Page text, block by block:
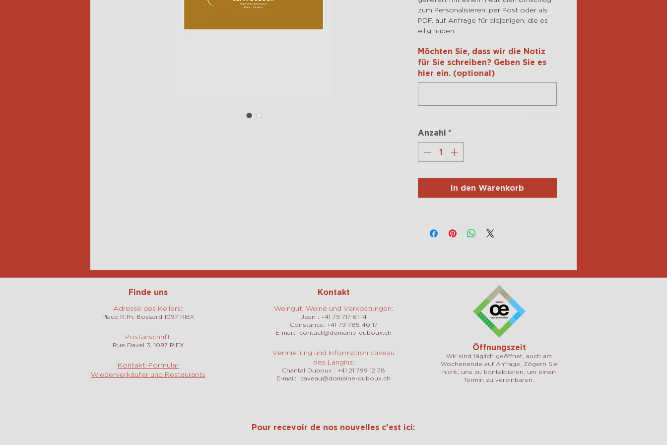
zum Personalisieren, per Post oder als
PDF. auf Anfrage für diejenigen, die es
eilig haben.
Möchten Sie, dass wir die Notiz
für Sie schreiben? Geben Sie es
hier ein. (optional)
Anzahl *
In den Warenkorb
Finde uns
Adresse des Kellers::
Place R.Th. Bossard 1097 RIEX
Postanschrift:
Rue Davel 3, 1097 RIEX
Kontakt-Formular
Wiederverkäufer und Restaurants
Kontakt
Weingut, Weine und Verkostungen:
Jean : +41 79 717 61 14
Constance: +41 79 785 40 17
E-mail: contact@domaine-duboux.ch
Vermietung und Information caveau
des Langins:
Chantal Duboux : +41 21 799 12 78
E-mail: caveau@domaine-duboux.ch
Öffnungszeit
Wir sind täglich geöffnet, auch am
Wochenende auf Anfrage. Zögern Sie
nicht, uns zu kontaktieren, um einen
Termin zu vereinbaren.
Pour recevoir de nos nouvelles c'est ici: